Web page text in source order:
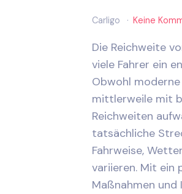
Carligo Keine
Die Reichweite
viele Fahrer ein
Obwohl
mittlerweile mit
Reichweiten
tatsächliche
Fahrweise,
variieren. Mit ein
Maßnahmen